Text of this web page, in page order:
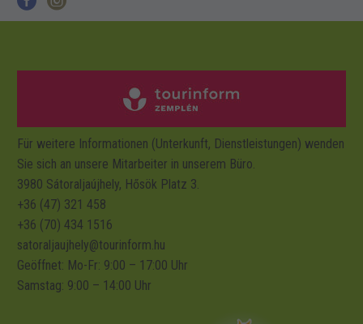
Für weitere Informationen (Unterkunft, Dienstleistungen) wenden
Sie sich an unsere Mitarbeiter in unserem Büro.
3980 Sátoraljaújhely, Hősök Platz 3.
+36 (47) 321 458
+36 (70) 434 1516
satoraljaujhely@tourinform.hu
Geöffnet: Mo-Fr: 9:00 – 17:00 Uhr
Samstag: 9:00 – 14:00 Uhr